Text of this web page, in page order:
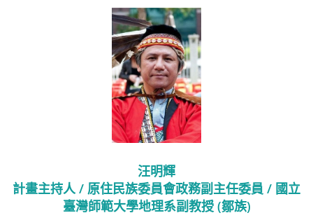
汪明輝
計畫主持人 / 原住民族委員會政務副主任委員 / 國立
臺灣師範大學地理系副教授 (鄒族)